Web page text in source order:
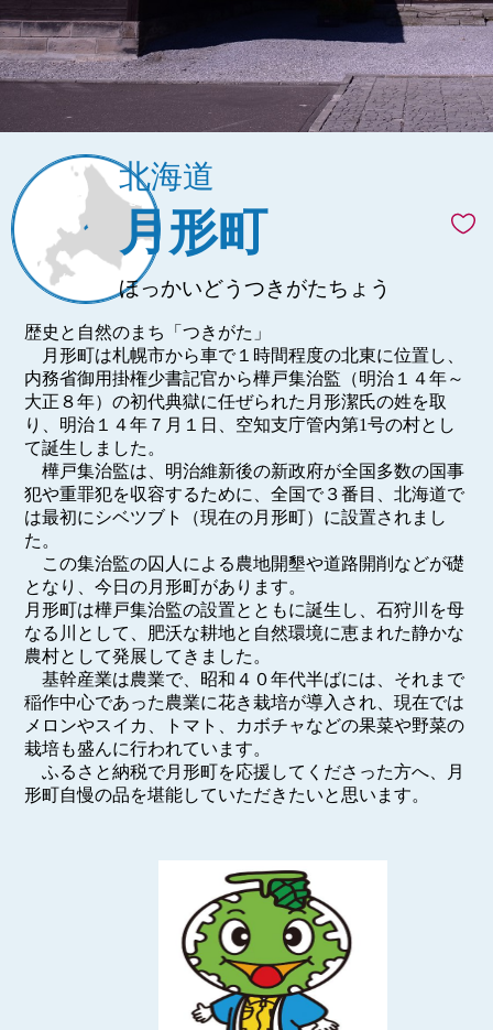
北海道
月形町
ほっかいどうつきがたちょう
歴史と自然のまち「つきがた」
月形町は札幌市から車で１時間程度の北東に位置し、
内務省御用掛権少書記官から樺戸集治監（明治１４年～
大正８年）の初代典獄に任ぜられた月形潔氏の姓を取
り、明治１４年７月１日、空知支庁管内第1号の村とし
て誕生しました。
樺戸集治監は、明治維新後の新政府が全国多数の国事
犯や重罪犯を収容するために、全国で３番目、北海道で
は最初にシベツブト（現在の月形町）に設置されまし
た。
この集治監の囚人による農地開墾や道路開削などが礎
となり、今日の月形町があります。
月形町は樺戸集治監の設置とともに誕生し、石狩川を母
なる川として、肥沃な耕地と自然環境に恵まれた静かな
農村として発展してきました。
基幹産業は農業で、昭和４０年代半ばには、それまで
稲作中心であった農業に花き栽培が導入され、現在では
メロンやスイカ、トマト、カボチャなどの果菜や野菜の
栽培も盛んに行われています。
ふるさと納税で月形町を応援してくださった方へ、月
形町自慢の品を堪能していただきたいと思います。